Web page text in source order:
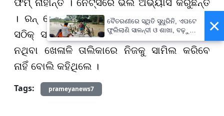
ଫର୍ମ୍ ନାହାଁନ୍ତି । ନେଟ୍ସରେ ଭଲ ଅଭ୍ୟାସ କରୁଛନ୍ତି
। ରନ୍ କେତେବେଳେ ଆସିବ ତାହା କହିହେବ ନାହିଁ ।
ସଠିକ୍ ସମୟରେ ରନ୍ ମିଳିଥାଏ । ତେଣୁ ସେ ଫର୍ମ୍
ନଥିବା ଖେଳାଳି ତାଲିକାରେ ନିଜକୁ ସାମିଲ କରିବେ
ନାହିଁ ବୋଲି କହିଥିଲେ ।
Tags:
prameyanews7
×
ବୈତରଣୀରେ ସ୍ଥିତି ସୁଧୁରିନି, ଏପଟେ
ଫୁଲିଲାଣି ସାଳନ୍ଦୀ ଓ ଶାଖା, ବଢ଼ୁଛି
ବନ୍ୟା ଭୟ